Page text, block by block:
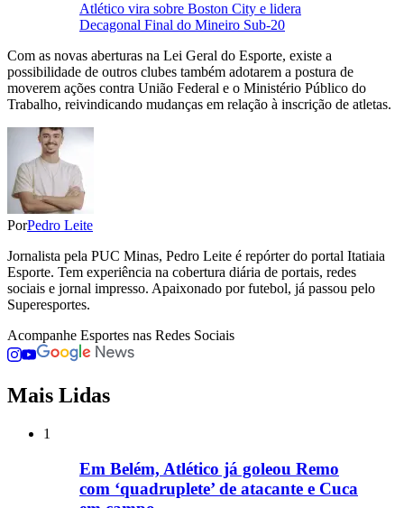
Atlético vira sobre Boston City e lidera
Decagonal Final do Mineiro Sub-20
Com as novas aberturas na Lei Geral do Esporte, existe a
possibilidade de outros clubes também adotarem a postura de
moverem ações contra União Federal e o Ministério Público do
Trabalho, reivindicando mudanças em relação à inscrição de atletas.
PorPedro Leite
Jornalista pela PUC Minas, Pedro Leite é repórter do portal Itatiaia
Esporte. Tem experiência na cobertura diária de portais, redes
sociais e jornal impresso. Apaixonado por futebol, já passou pelo
Superesportes.
Acompanhe Esportes nas Redes Sociais
Mais Lidas
1
Em Belém, Atlético já goleou Remo
com ‘quadruplete’ de atacante e Cuca